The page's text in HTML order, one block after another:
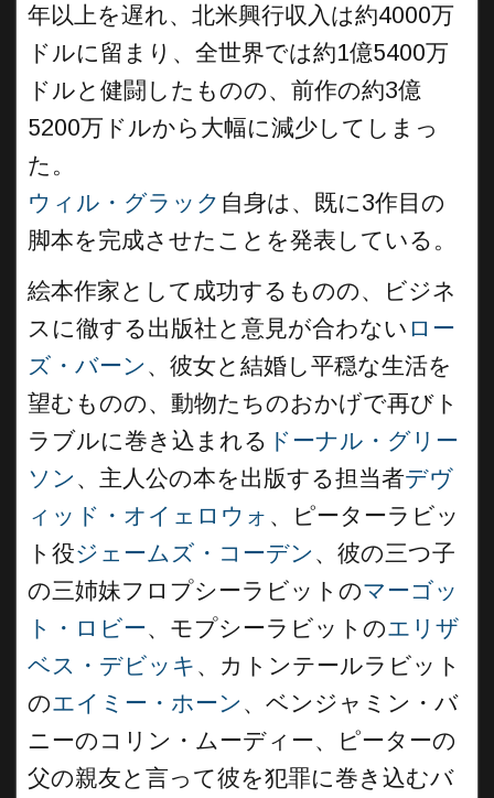
年以上を遅れ、北米興行収入は約4000万
ドルに留まり、全世界では約1億5400万
ドルと健闘したものの、前作の約3億
5200万ドルから大幅に減少してしまっ
た。
ウィル・グラック 自身は、既に3作目の
脚本を完成させたことを発表している。
絵本作家として成功するものの、ビジネ
スに徹する出版社と意見が合わない ロー
ズ・バーン 、彼女と結婚し平穏な生活を
望むものの、動物たちのおかげで再びト
ラブルに巻き込まれる ドーナル・グリー
ソン 、主人公の本を出版する担当者デヴ
ィッド・オイェロウォ 、ピーターラビッ
ト役ジェームズ・コーデン 、彼の三つ子
の三姉妹フロプシーラビットのマーゴッ
ト・ロビー、モプシーラビットのエリザ
ベス・デビッキ 、カトンテールラビット
のエイミー・ホーン 、ベンジャミン・バ
ニーのコリン・ムーディー、ピーターの
父の親友と言って彼を犯罪に巻き込むバ